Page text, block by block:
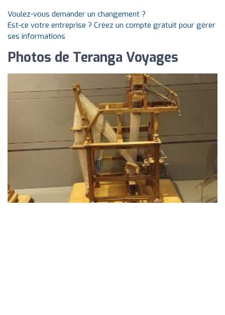
Voulez-vous demander un changement ?
Est-ce votre entreprise ? Créez un compte gratuit pour gérer
ses informations
Photos de Teranga Voyages